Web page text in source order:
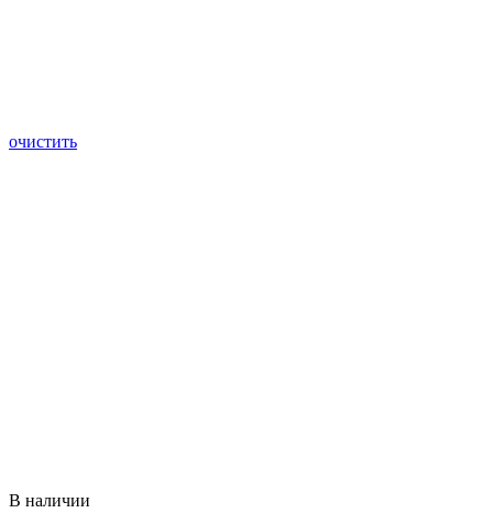
очистить
В наличии